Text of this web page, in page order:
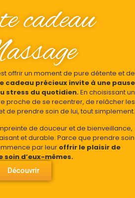
cadeau
offrir un moment de pure détente et de
cadeau précieux invite à une pause
stress du quotidien.En choisissant un
proche de se recentrer, de relâcher les
de prendre soin de lui, tout simplement.
de douceur et de bienveillance,
et durable. Parce que prendre soin
par leur offrir le plaisir de
soin d’eux-mêmes.
Découvrir